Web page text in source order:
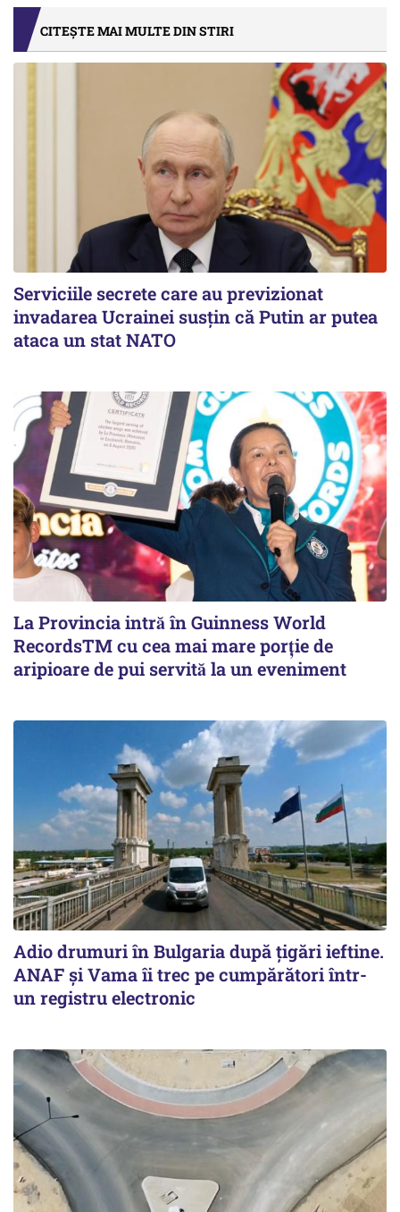
CITEȘTE MAI MULTE DIN STIRI
Serviciile secrete care au previzionat
invadarea Ucrainei susțin că Putin ar putea
ataca un stat NATO
La Provincia intră în Guinness World
RecordsTM cu cea mai mare porție de
aripioare de pui servită la un eveniment
Adio drumuri în Bulgaria după țigări ieftine.
ANAF și Vama îi trec pe cumpărători într-
un registru electronic